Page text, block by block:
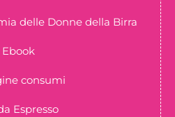
delle Donne della Birra
Ebook
consumi
Espresso